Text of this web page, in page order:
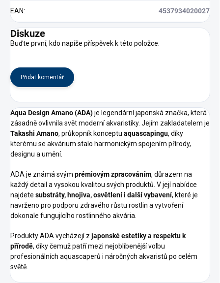
EAN: 4537934020027
Diskuze
Buďte první, kdo napíše příspěvek k této položce.
Přidat komentář
Aqua Design Amano (ADA)je legendární japonská značka, která
zásadně ovlivnila svět moderní akvaristiky. Jejím zakladatelem je
Takashi Amano, průkopník konceptu aquascapingu, díky
kterému se akvárium stalo harmonickým spojením přírody,
designu a umění.
ADA je známá svým prémiovým zpracováním, důrazem na
každý detail a vysokou kvalitou svých produktů. V její nabídce
najdete substráty, hnojiva, osvětlení i další vybavení, které je
navrženo pro podporu zdravého růstu rostlin a vytvoření
dokonale fungujícího rostlinného akvária.
Produkty ADA vycházejí z japonské estetiky a respektu k
přírodě, díky čemuž patří mezi nejoblíbenější volbu
profesionálních aquascaperů i náročných akvaristů po celém
světě.